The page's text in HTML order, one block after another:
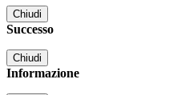
Chiudi
Successo
Chiudi
Informazione